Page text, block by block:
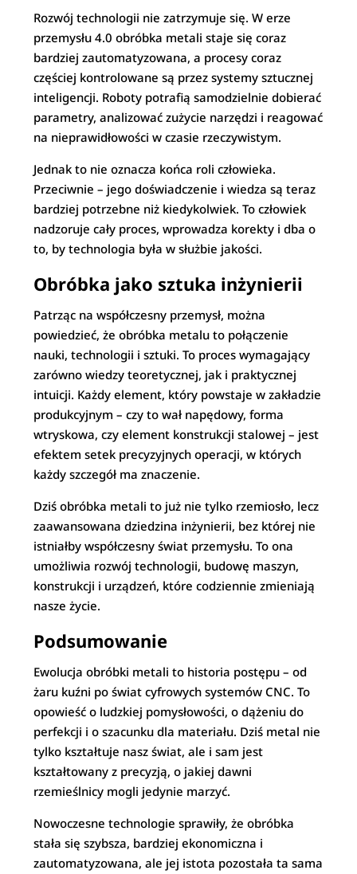
Rozwój technologii nie zatrzymuje się. W erze
przemysłu 4.0 obróbka metali staje się coraz
bardziej zautomatyzowana, a procesy coraz
częściej kontrolowane są przez systemy sztucznej
inteligencji. Roboty potrafią samodzielnie dobierać
parametry, analizować zużycie narzędzi i reagować
na nieprawidłowości w czasie rzeczywistym.
Jednak to nie oznacza końca roli człowieka.
Przeciwnie – jego doświadczenie i wiedza są teraz
bardziej potrzebne niż kiedykolwiek. To człowiek
nadzoruje cały proces, wprowadza korekty i dba o
to, by technologia była w służbie jakości.
Obróbka jako sztuka inżynierii
Patrząc na współczesny przemysł, można
powiedzieć, że obróbka metalu to połączenie
nauki, technologii i sztuki. To proces wymagający
zarówno wiedzy teoretycznej, jak i praktycznej
intuicji. Każdy element, który powstaje w zakładzie
produkcyjnym – czy to wał napędowy, forma
wtryskowa, czy element konstrukcji stalowej – jest
efektem setek precyzyjnych operacji, w których
każdy szczegół ma znaczenie.
Dziś obróbka metali to już nie tylko rzemiosło, lecz
zaawansowana dziedzina inżynierii, bez której nie
istniałby współczesny świat przemysłu. To ona
umożliwia rozwój technologii, budowę maszyn,
konstrukcji i urządzeń, które codziennie zmieniają
nasze życie.
Podsumowanie
Ewolucja obróbki metali to historia postępu – od
żaru kuźni po świat cyfrowych systemów CNC. To
opowieść o ludzkiej pomysłowości, o dążeniu do
perfekcji i o szacunku dla materiału. Dziś metal nie
tylko kształtuje nasz świat, ale i sam jest
kształtowany z precyzją, o jakiej dawni
rzemieślnicy mogli jedynie marzyć.
Nowoczesne technologie sprawiły, że obróbka
stała się szybsza, bardziej ekonomiczna i
zautomatyzowana, ale jej istota pozostała ta sama